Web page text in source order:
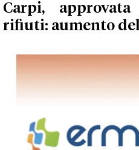
Carpi,
rifiuti: aumento del